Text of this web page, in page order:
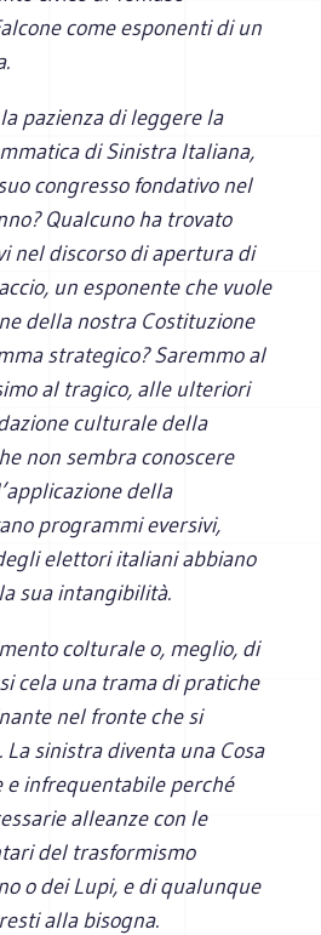
come esponenti di un
pazienza di leggere la
di Sinistra Italiana,
congresso fondativo nel
Qualcuno ha trovato
nel discorso di apertura di
un esponente che vuole
della nostra Costituzione
strategico? Saremmo al
al tragico, alle ulteriori
culturale della
non sembra conoscere
della
programmi eversivi,
elettori italiani abbiano
sua intangibilità.
colturale o, meglio, di
cela una trama di pratiche
nel fronte che si
sinistra diventa una Cosa
e infrequentabile perché
alleanze con le
del trasformismo
o dei Lupi, e di qualunque
alla bisogna.